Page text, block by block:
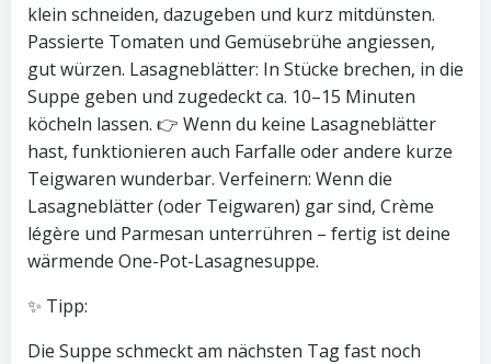
klein schneiden, dazugeben und kurz mitdünsten.
Passierte Tomaten und Gemüsebrühe angiessen,
gut würzen. Lasagneblätter: In Stücke brechen, in die
Suppe geben und zugedeckt ca. 10–15 Minuten
köcheln lassen. 👉 Wenn du keine Lasagneblätter
hast, funktionieren auch Farfalle oder andere kurze
Teigwaren wunderbar. Verfeinern: Wenn die
Lasagneblätter (oder Teigwaren) gar sind, Crème
légère und Parmesan unterrühren – fertig ist deine
wärmende One-Pot-Lasagnesuppe.
✨ Tipp:
Die Suppe schmeckt am nächsten Tag fast noch